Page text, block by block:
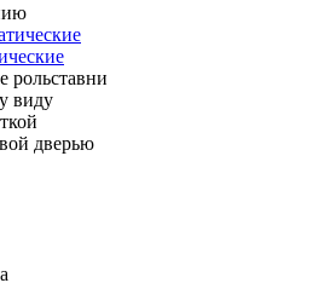
виду
дверью